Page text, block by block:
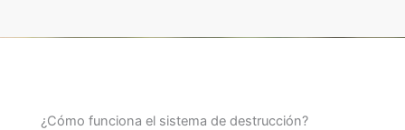
¿Cómo funciona el sistema de destrucción?